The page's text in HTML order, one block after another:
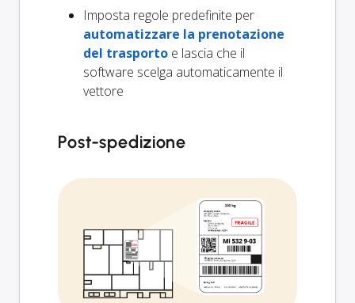
Imposta regole predefinite per
automatizzare la prenotazione
del trasporto e lascia che il
software scelga automaticamente il
vettore
Post-spedizione